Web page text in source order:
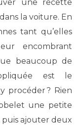
une recette
la voiture. En
tant qu’elles
encombrant
beaucoup de
est le
procéder ? Rien
une petite
ajouter deux